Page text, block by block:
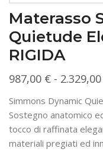
Materasso
Quietude
RIGIDA
987,00 € - 2.329,00
Simmons Dynamic
Sostegno anatomico
tocco di raffinata
materiali pregiati ed